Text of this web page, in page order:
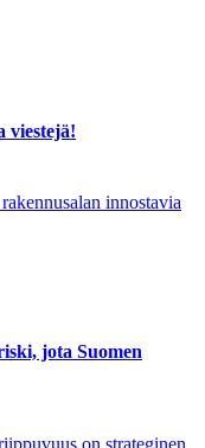
viestejä!
innostavia
jota Suomen